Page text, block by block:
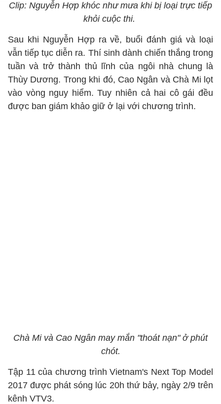
Clip: Nguyễn Hợp khóc như mưa khi bị loại trực tiếp
khỏi cuộc thi.
Sau khi Nguyễn Hợp ra về, buổi đánh giá và loại
vẫn tiếp tục diễn ra. Thí sinh dành chiến thắng trong
tuần và trở thành thủ lĩnh của ngôi nhà chung là
Thùy Dương. Trong khi đó, Cao Ngân và Chà Mi lọt
vào vòng nguy hiểm. Tuy nhiên cả hai cô gái đều
được ban giám khảo giữ ở lại với chương trình.
Chà Mi và Cao Ngân may mắn "thoát nạn" ở phút
chót.
Tập 11 của chương trình Vietnam's Next Top Model
2017 được phát sóng lúc 20h thứ bảy, ngày 2/9 trên
kênh VTV3.